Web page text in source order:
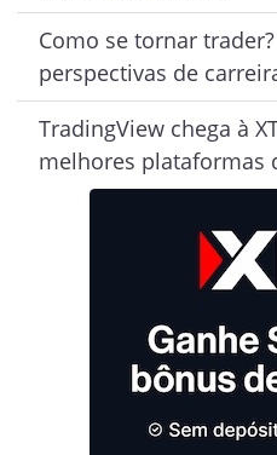
Como se tornar
perspectivas de
TradingView chega à
melhores plataformas